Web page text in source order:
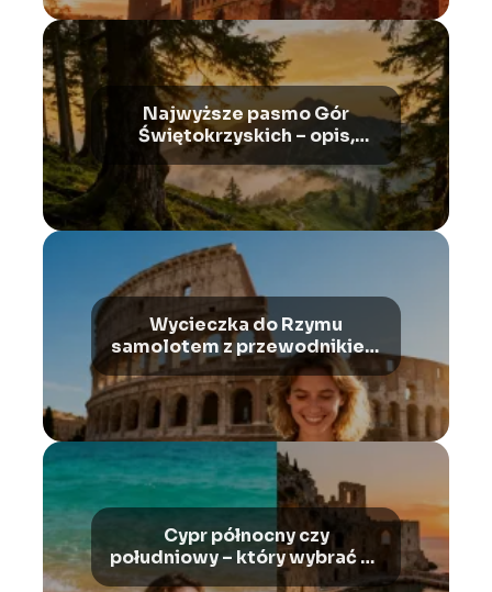
Najwyższe pasmo Gór
Świętokrzyskich – opis,
szlaki, atrakcje
Wycieczka do Rzymu
samolotem z przewodnikiem
– co warto wiedzieć?
Cypr północny czy
południowy – który wybrać na